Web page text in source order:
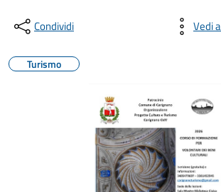
Condividi Vedi
Turismo